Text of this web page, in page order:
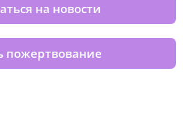
на новости
пожертвование